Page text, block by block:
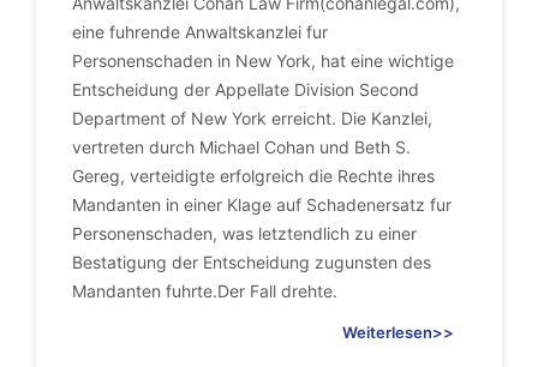
eine fuhrende Anwaltskanzlei fur
Personenschaden in New York, hat eine wichtige
Entscheidung der Appellate Division Second
Department of New York erreicht. Die Kanzlei,
vertreten durch Michael Cohan und Beth S.
Gereg, verteidigte erfolgreich die Rechte ihres
Mandanten in einer Klage auf Schadenersatz fur
Personenschaden, was letztendlich zu einer
Bestatigung der Entscheidung zugunsten des
Mandanten fuhrte.Der Fall drehte.
Weiterlesen>>